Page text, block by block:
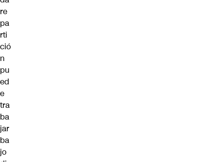
re
pa
rti
ció
n
pu
ed
e
tra
ba
jar
ba
jo